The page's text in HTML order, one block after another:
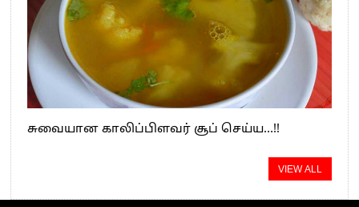
சுவையான காலிப்பிளவர் சூப் செய்ய…!!
VIEW ALL